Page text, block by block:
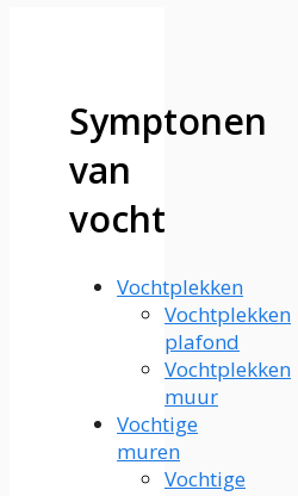
Symptonen
van
vocht
Vochtplekken
Vochtplekken
plafond
Vochtplekken
muur
Vochtige
muren
Vochtige